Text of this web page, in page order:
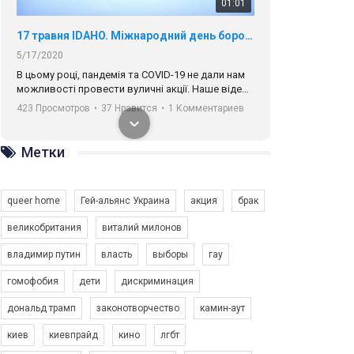
01:01
17 травня IDAHO. Міжнародний день боротьби з гомофобією трансфобією і біфобія.
5/17/2020
В цьому році, пандемія та COVІD-19 не дали нам
можливості провести вуличні акції. Наше відео-
звернення про те, що навіть коли ми у різних
містах та не можемо зустрінеться, ми разом. Ми
закликаємо всіх хто поділяє цінності рівності та
солідарності, приєднатися до нас. Регіональні
підрозділи ГАУ є в 16 областях України.
423 Просмотров • 37 Нравится • 1 Комментариев
Зупинимо насильство проти ЛГБТ в Україні! Stop violence against LGBT in Ukraine!
Емоційний та вражаючий промо-ролік на
Метки
queer home Гей-альянс Украина акция брак
великобритания виталий милонов
владимир путин власть выборы гау
гомофобия дети дискриминация
дональд трамп законотворчество камин-аут
киев киевпрайд кино лгбт